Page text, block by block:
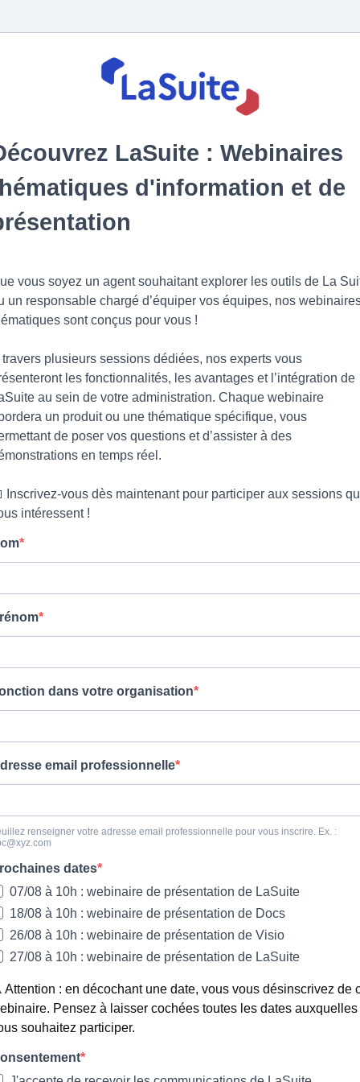
LaSuite : Webinaires
d'information et de
vous soyez un agent souhaitant explorer les outils de La
un responsable chargé d’équiper vos équipes, nos
sont conçus pour vous !
travers plusieurs sessions dédiées, nos experts vous
les fonctionnalités, les avantages et l’intégration de
au sein de votre administration. Chaque webinaire
un produit ou une thématique spécifique, vous
de poser vos questions et d’assister à des
en temps réel.
Inscrivez-vous dès maintenant pour participer aux sessions
intéressent !
dans votre organisation
email professionnelle
renseigner votre adresse email professionnelle pour vous inscrire. Ex. :
dates
07/08 à 10h : webinaire de présentation de LaSuite
18/08 à 10h : webinaire de présentation de Docs
26/08 à 10h : webinaire de présentation de Visio
27/08 à 10h : webinaire de présentation de LaSuite
: en décochant une date, vous vous désinscrivez de
Pensez à laisser cochées toutes les dates auxquelles
souhaitez participer.